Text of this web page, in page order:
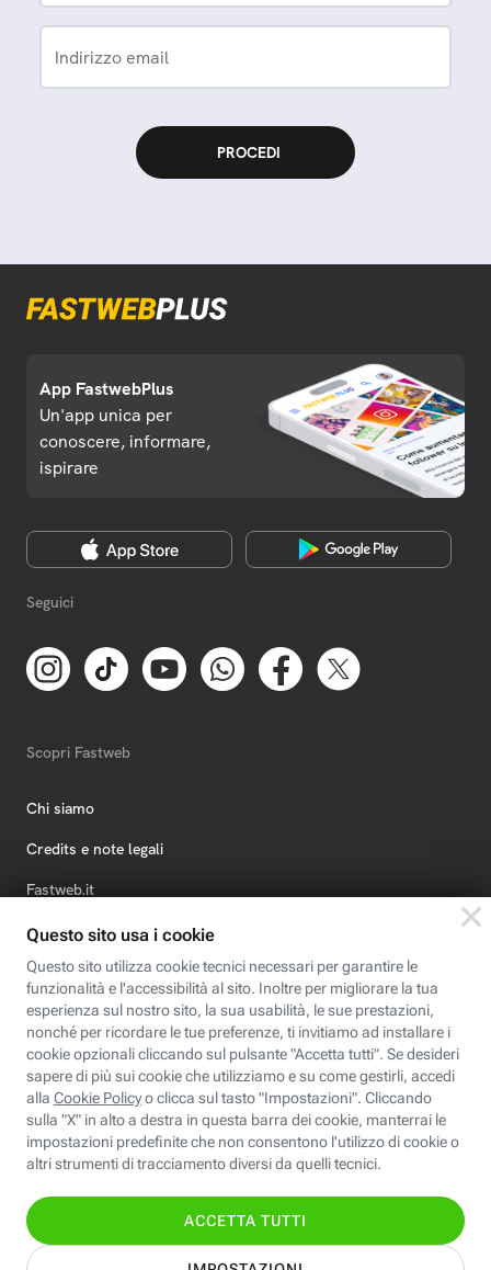
Indirizzo email
App FastwebPlus
Un'app unica per
conoscere, informare,
ispirare
Seguici
Scopri Fastweb
Chi siamo
Credits e note legali
Fastweb.it
Formazione
Fastweb Digital Academy
STEP FuturAbility District
Insieme, siamo futuro
© Fastweb SpA 2026 - P.IVA 12878470157